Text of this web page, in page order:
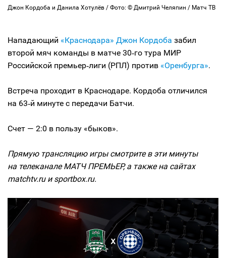
Джон Кордоба и Данила Хотулёв / Фото: © Дмитрий Челяпин / Матч ТВ
Нападающий «Краснодара» Джон Кордоба забил
второй мяч команды в матче 30‑го тура МИР
Российской премьер‑лиги (РПЛ) против «Оренбурга».
Встреча проходит в Краснодаре. Кордоба отличился
на 63‑й минуте с передачи Батчи.
Счет — 2:0 в пользу «быков».
Прямую трансляцию игры смотрите в эти минуты
на телеканале МАТЧ ПРЕМЬЕР, а также на сайтах
matchtv.ru и sportbox.ru.